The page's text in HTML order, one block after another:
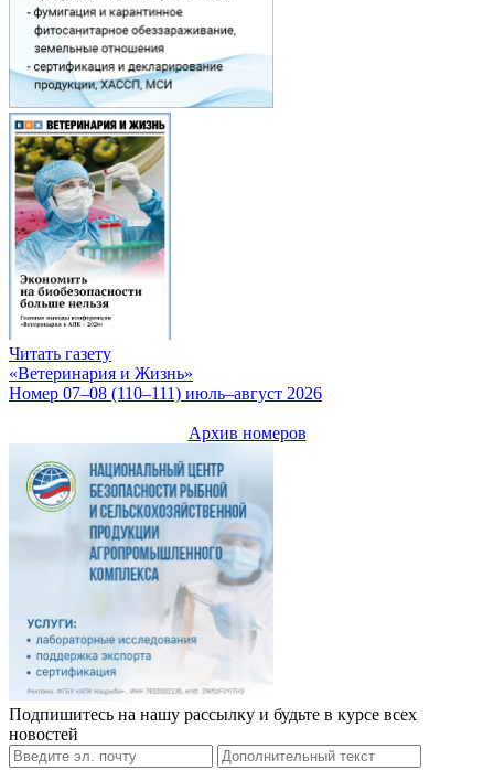
Читать газету
«Ветеринария и Жизнь»
Номер 07–08 (110–111) июль–август 2026
Архив номеров
Подпишитесь на нашу рассылку и будьте в курсе всех
новостей